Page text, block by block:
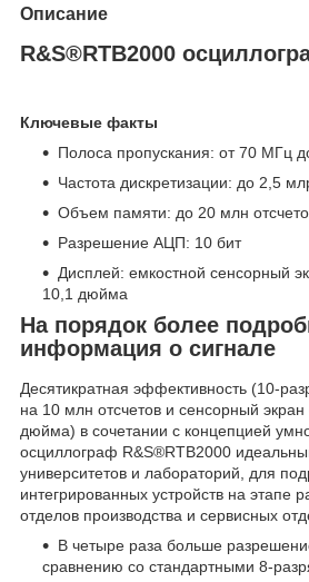
Описание
R&S®RTB2000
Ключевые факты
Полоса пропускания: от 70 МГц
Частота дискретизации: до 2,5
Объем памяти: до 20 млн
Разрешение АЦП: 10 бит
Дисплей: емкостной сенсорный
10,1 дюйма
На порядок более
информация о сигнале
Десятикратная эффективность (10-
на 10 млн отсчетов и сенсорный
дюйма) в сочетании с концепцией
осциллограф R&S®RTB2000
университетов и лабораторий, для
интегрированных устройств на этапе
отделов производства и сервисных
В четыре раза больше
сравнению со стандартными 8-